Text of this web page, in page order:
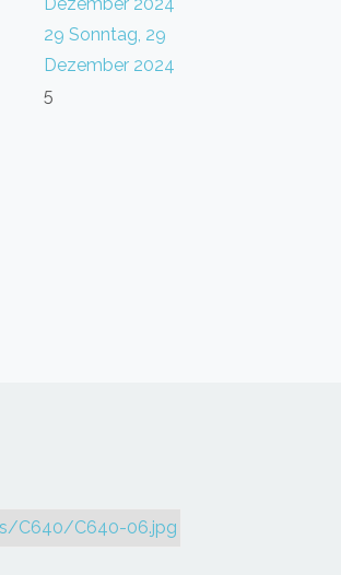
29 Sonntag, 29
Dezember 2024
5